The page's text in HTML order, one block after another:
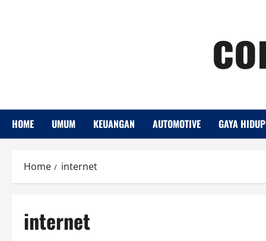
HOME UMUM KEUANGAN AUTOMOTIVE GAYA HIDUP
Home internet
internet